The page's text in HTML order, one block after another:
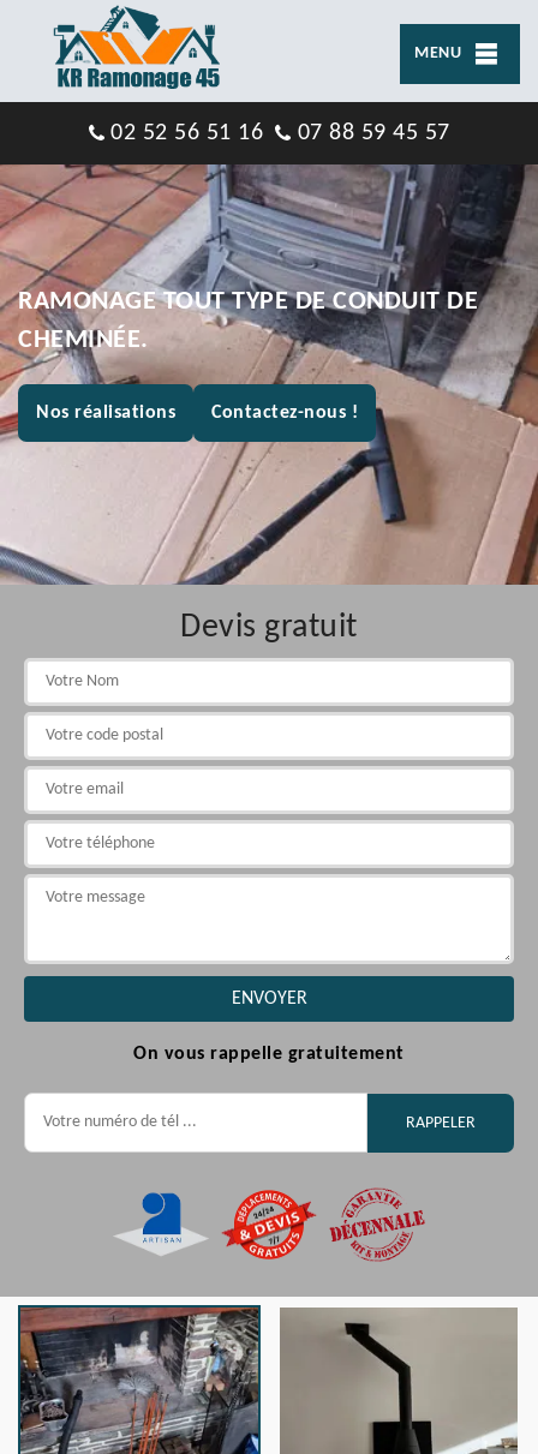
MENU
02 52 56 51 16 07 88 59 45 57
RAMONAGE TOUT TYPE DE CONDUIT DE
CHEMINÉE.
Nos réalisations Contactez-nous !
Devis gratuit
On vous rappelle gratuitement